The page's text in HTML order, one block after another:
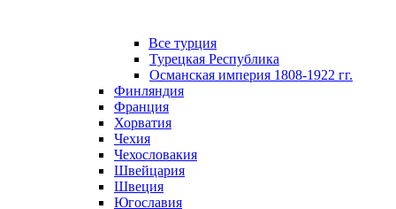
Все турция
Турецкая Республика
Османская империя 1808-1922 гг.
Финляндия
Франция
Хорватия
Чехия
Чехословакия
Швейцария
Швеция
Югославия